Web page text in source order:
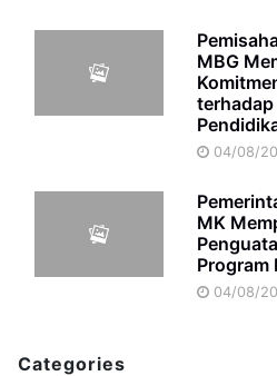
MBG
04/08/
MK
Program
04/08/
Categories